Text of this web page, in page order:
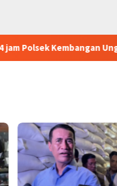
Kembangan Ungkap